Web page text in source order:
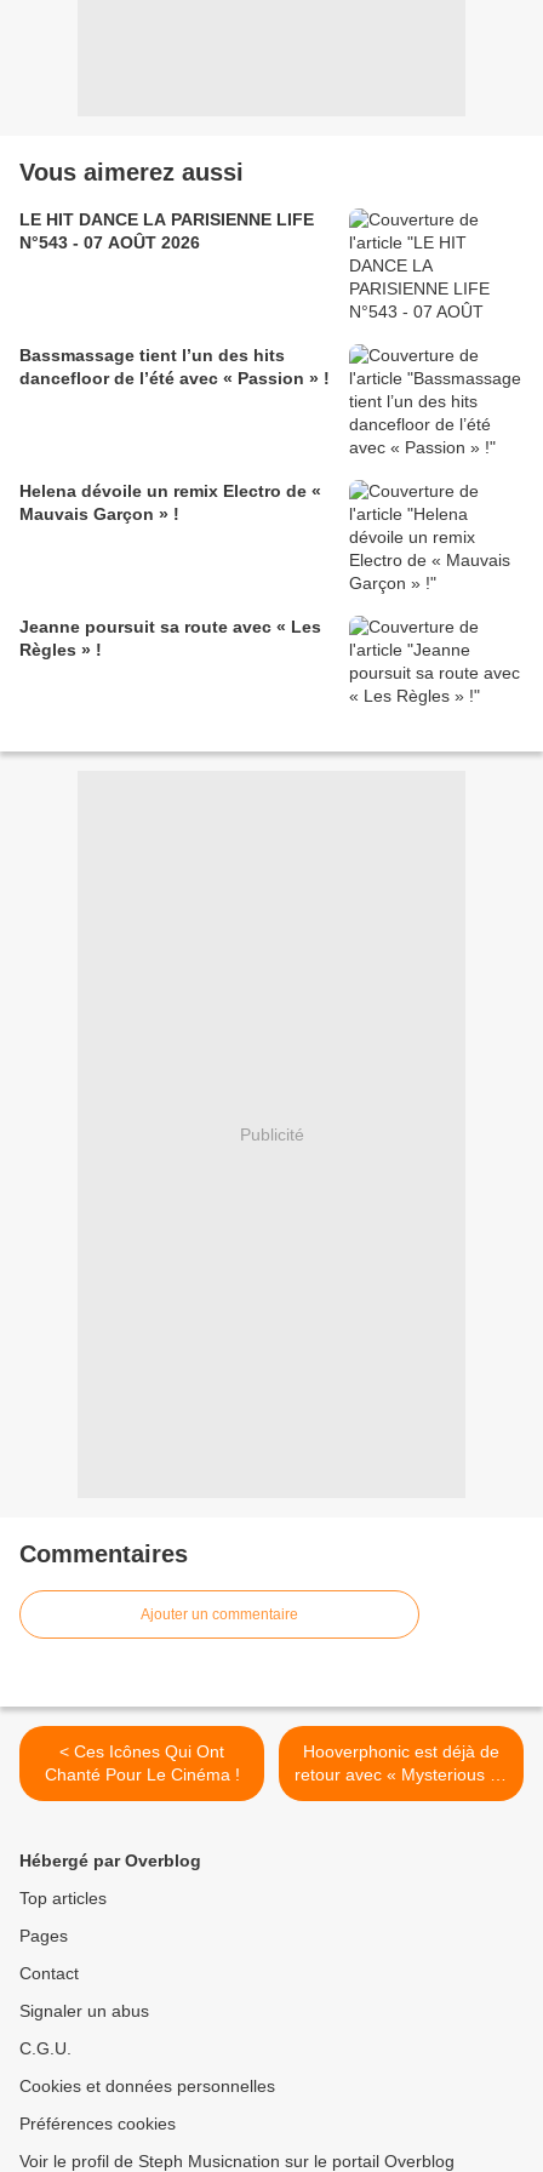
Vous aimerez aussi
LE HIT DANCE LA PARISIENNE LIFE
N°543 - 07 AOÛT 2026
Bassmassage tient l’un des hits
dancefloor de l’été avec « Passion » !
Helena dévoile un remix Electro de «
Mauvais Garçon » !
Jeanne poursuit sa route avec « Les
Règles » !
Publicité
Commentaires
Ajouter un commentaire
< Ces Icônes Qui Ont
Chanté Pour Le Cinéma !
Hooverphonic est déjà de
retour avec « Mysterious » !
>
Hébergé par Overblog
Top articles
Pages
Contact
Signaler un abus
C.G.U.
Cookies et données personnelles
Préférences cookies
Voir le profil de Steph Musicnation sur le portail Overblog